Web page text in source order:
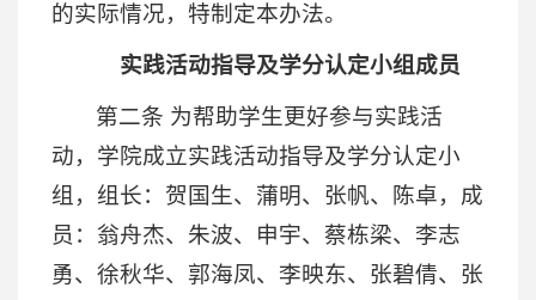
的实际情况，特制定本办法。
实践活动指导及学分认定小组成员
第二条 为帮助学生更好参与实践活
动，学院成立实践活动指导及学分认定小
组，组长：贺国生、蒲明、张帆、陈卓，成
员：翁舟杰、朱波、申宇、蔡栋梁、李志
勇、徐秋华、郭海凤、李映东、张碧倩、张